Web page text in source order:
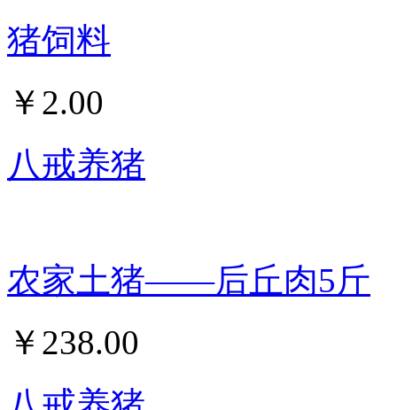
猪饲料
￥ 2.00
八戒养猪
农家土猪——后丘肉5斤
￥ 238.00